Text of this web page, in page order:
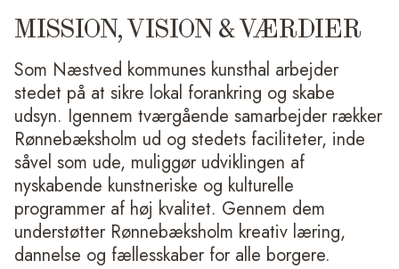
MISSION, VISION & VÆRDIER
Som Næstved kommunes kunsthal arbejder
stedet på at sikre lokal forankring og skabe
udsyn. Igennem tværgående samarbejder rækker
Rønnebæksholm ud og stedets faciliteter, inde
såvel som ude, muliggør udviklingen af
nyskabende kunstneriske og kulturelle
programmer af høj kvalitet. Gennem dem
understøtter Rønnebæksholm kreativ læring,
dannelse og fællesskaber for alle borgere.